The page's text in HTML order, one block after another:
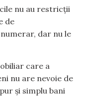
nu au restricții
de
dar nu le
care a
nu are nevoie de
și simplu bani